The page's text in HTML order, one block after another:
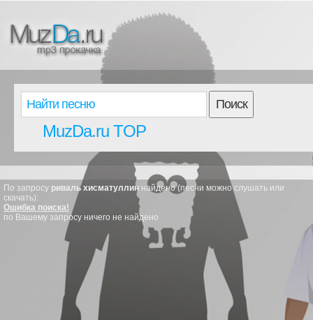
Поиск
MuzDa.ru TOP
По запросу риваль хисматуллин найдено (песни можно слушать или
скачать):
Ошибка поиска!
по Вашему запросу ничего не найдено